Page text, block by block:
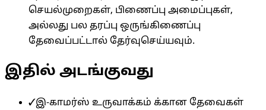
செயல்முறைகள், பிணைப்பு அமைப்புகள்,
அல்லது பல தரப்பு ஒருங்கிணைப்பு
தேவைப்பட்டால் தேர்வுசெய்யவும்.
இதில் அடங்குவது
✓இ-காமர்ஸ் உருவாக்கம் க்கான தேவைகள்